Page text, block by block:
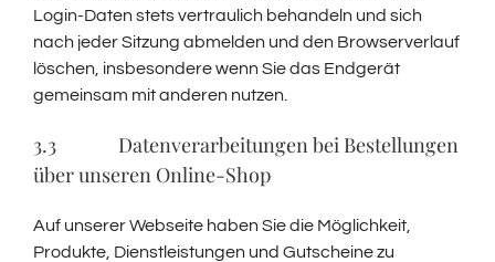
Login-Daten stets vertraulich behandeln und sich
nach jeder Sitzung abmelden und den Browserverlauf
löschen, insbesondere wenn Sie das Endgerät
gemeinsam mit anderen nutzen.
3.3 Datenverarbeitungen bei Bestellungen
über unseren Online-Shop
Auf unserer Webseite haben Sie die Möglichkeit,
Produkte, Dienstleistungen und Gutscheine zu